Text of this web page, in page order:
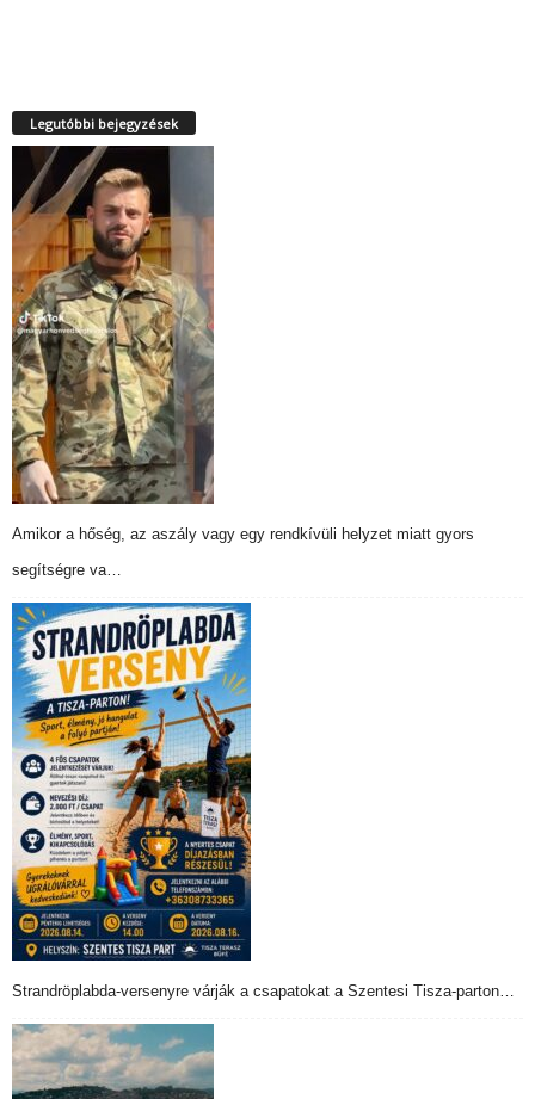
Legutóbbi bejegyzések
Amikor a hőség, az aszály vagy egy rendkívüli helyzet miatt gyors
segítségre va…
Strandröplabda-versenyre várják a csapatokat a Szentesi Tisza-parton…